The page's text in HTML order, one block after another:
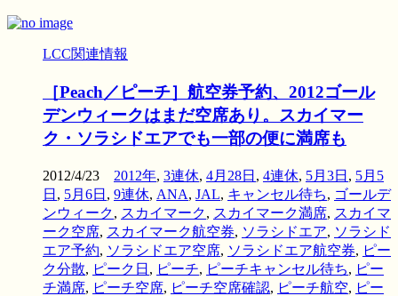
LCC関連情報
［Peach／ピーチ］航空券予約、2012ゴール
デンウィークはまだ空席あり。スカイマー
ク・ソラシドエアでも一部の便に満席も
2012/4/23 2012年, 3連休, 4月28日 , 4連休, 5月3日 , 5月5
日 , 5月6日 , 9連休, ANA, JAL, キャンセル待ち, ゴールデ
ンウィーク, スカイマーク, スカイマーク満席, スカイマ
ーク空席, スカイマーク航空券, ソラシドエア, ソラシド
エア予約, ソラシドエア空席, ソラシドエア航空券, ピー
ク分散, ピーク日 , ピーチ, ピーチキャンセル待ち, ピー
チ満席, ピーチ空席, ピーチ空席確認, ピーチ航空, ピー